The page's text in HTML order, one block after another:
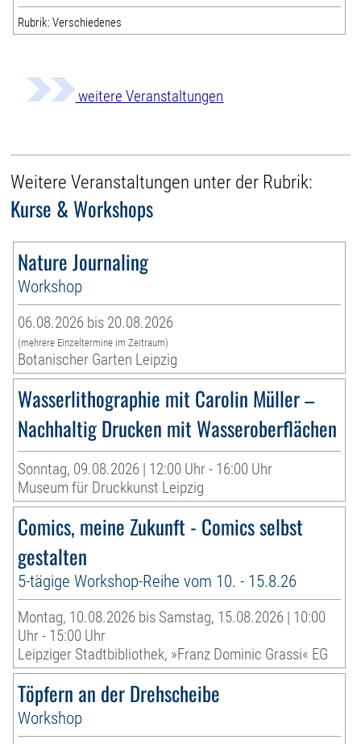
Rubrik: Verschiedenes
weitere Veranstaltungen
Weitere Veranstaltungen unter der Rubrik:
Kurse & Workshops
Nature Journaling
Workshop
06.08.2026 bis 20.08.2026
(mehrere Einzeltermine im Zeitraum)
Botanischer Garten Leipzig
Wasserlithographie mit Carolin Müller –
Nachhaltig Drucken mit Wasseroberflächen
Sonntag, 09.08.2026 | 12:00 Uhr - 16:00 Uhr
Museum für Druckkunst Leipzig
Comics, meine Zukunft - Comics selbst
gestalten
5-tägige Workshop-Reihe vom 10. - 15.8.26
Montag, 10.08.2026 bis Samstag, 15.08.2026 | 10:00
Uhr - 15:00 Uhr
Leipziger Stadtbibliothek, »Franz Dominic Grassi« EG
Töpfern an der Drehscheibe
Workshop